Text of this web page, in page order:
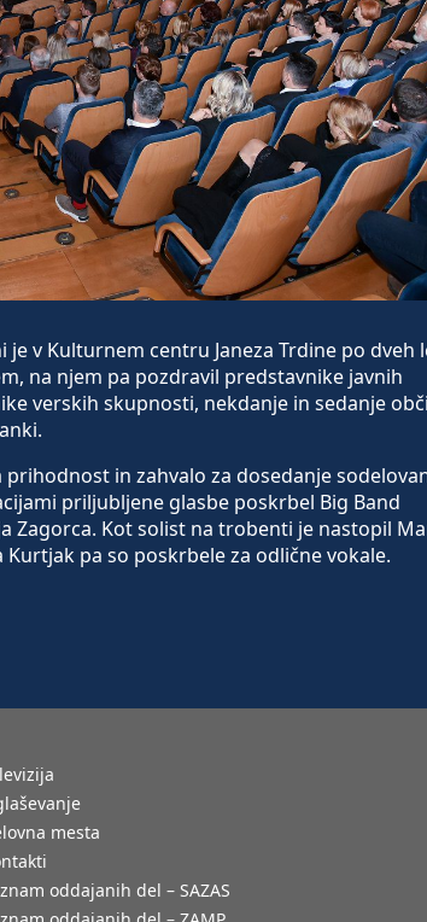
v Kulturnem centru Janeza Trdine po dveh
na njem pa pozdravil predstavnike javnih
verskih skupnosti, nekdanje in sedanje
in zahvalo za dosedanje
priljubljene glasbe poskrbel Big Band
Zagorca. Kot solist na trobenti je nastopil
pa so poskrbele za odlične vokale.
mesta
oddajanih del – SAZAS